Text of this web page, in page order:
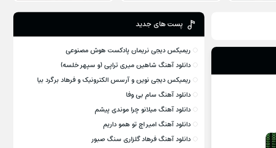
پست های جدید
ریمیکس دیجی نریمان پادکست هوش مصنوعی
دانلود آهنگ شاهین میری تراپی (و سپهر خلسه)
ریمیکس دیجی نوین و آرسس الکترونیک و فرهاد برگرد بیا
دانلود آهنگ سام بی وفا
دانلود آهنگ میلانو چرا موندی پیشم
دانلود آهنگ امیر اچ تو همو داریم
دانلود آهنگ فرهاد گلزاری سنگ صبور